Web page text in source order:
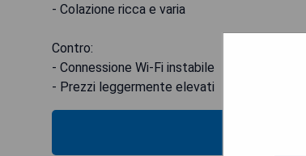
- Colazione ricca e varia
Contro:
- Connessione Wi-Fi instabile
- Prezzi leggermente elevati